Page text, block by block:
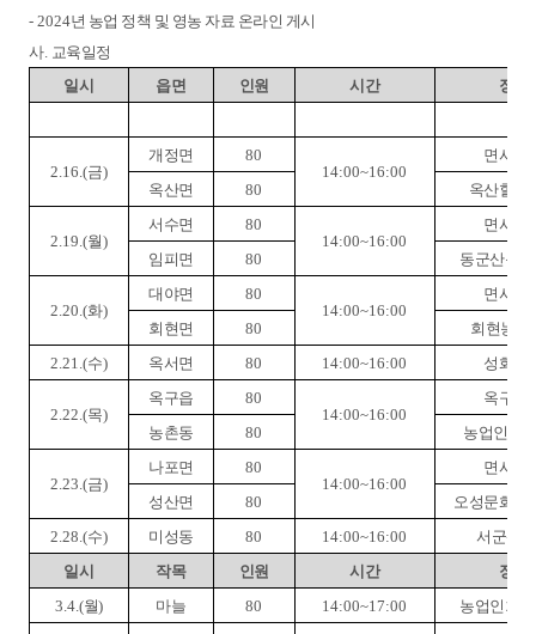
- 2024년 농업 정책 및 영농 자료 온라인 게시
사. 교육일정
일시
읍면 인원 시간 장소
2.16.(금)
개정면
80
14:00~16:00
면사무
옥산면
80 옥산힐빙
2.19.(월)
서수면
80
14:00~16:00
면사무
임피면
80 동군산농
2.20.(화)
대야면
80
14:00~16:00
면사무
회현면
80 회현농협
2.21.(수) 옥서면 80 14:00~16:00 성화교
2.22.(목)
옥구읍
80
14:00~16:00
옥구농
농촌동
80 농업인회
2.23.(금)
나포면
80
14:00~16:00
면사무
성산면
80
오성문화복
2.28.(수) 미성동 80 14:00~16:00
서군산
일시
작목 인원 시간
장소
3.4.(월) 마늘 80 14:00~17:00 농업인회